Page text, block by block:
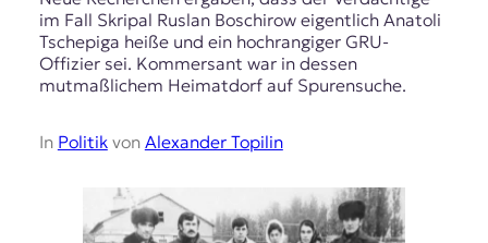
im Fall Skripal Ruslan Boschirow eigentlich Anatoli
Tschepiga heiße und ein hochrangiger GRU-
Offizier sei. Kommersant war in dessen
mutmaßlichem Heimatdorf auf Spurensuche.
In Politikvon Alexander Topilin